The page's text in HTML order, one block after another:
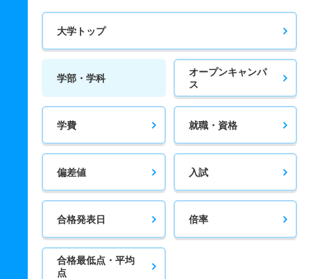
大学トップ
学部・学科
オープンキャンパ
ス
学費 就職・資格
偏差値 入試
合格発表日 倍率
合格最低点・平均
点